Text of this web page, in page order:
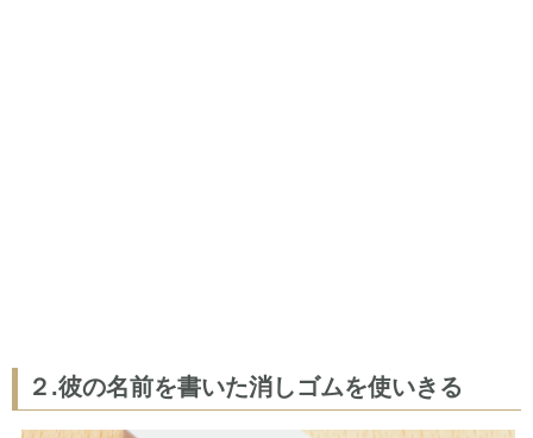
２.彼の名前を書いた消しゴムを使いきる